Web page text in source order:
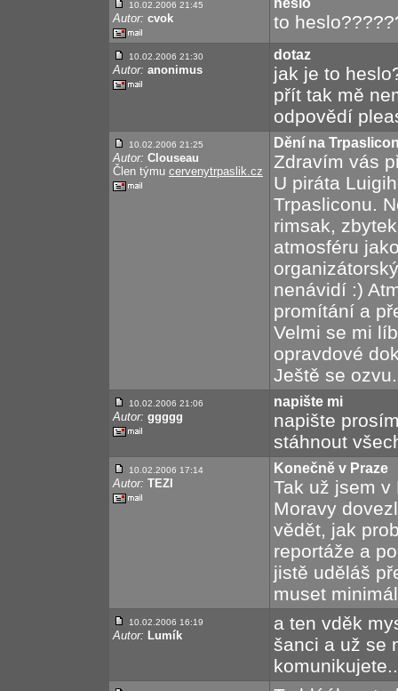
10.02.2006 21:45
Autor: cvok
heslo
to
10.02.2006 21:30
Autor: anonimus
dotaz
jak je to
přít tak mě
odpovědí
10.02.2006 21:25
Autor: Clouseau
Člen týmu cervenytrpaslik.cz
Dění na
Zdravím vás
U piráta
Trpasliconu.
rimsak,
atmosféru
nenávidí :)
promítání a
Velmi se mi
opravdové
Ještě se
10.02.2006 21:06
Autor: ggggg
napište mi
napište
stáhnout
10.02.2006 17:14
Autor: TEZI
Konečně v Praze
Tak už jsem v
Moravy
vědět, jak
reportáže a
jistě uděláš
muset
10.02.2006 16:19
Autor: Lumík
a ten vděk
šanci a už se